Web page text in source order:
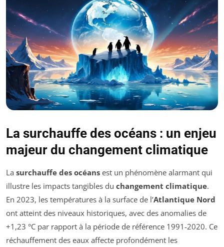
La surchauffe des océans : un enjeu
majeur du changement climatique
La surchauffe des océans est un phénomène alarmant qui
illustre les impacts tangibles du changement climatique.
En 2023, les températures à la surface de l’Atlantique Nord
ont atteint des niveaux historiques, avec des anomalies de
+1,23 °C par rapport à la période de référence 1991-2020. Ce
réchauffement des eaux affecte profondément les